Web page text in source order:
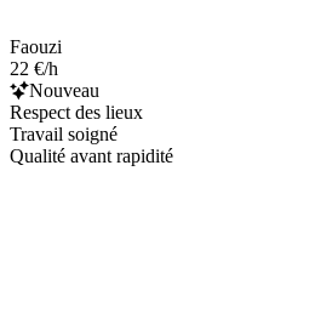
Faouzi
22 €/h
Nouveau
Respect des lieux
Travail soigné
Qualité avant rapidité